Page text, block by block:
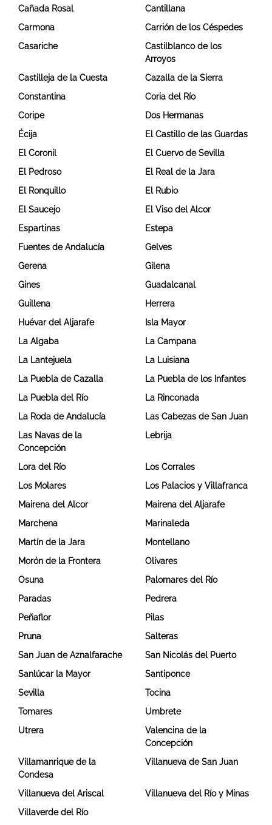
Cañada Rosal
Cantillana
Carmona
Carrión de los Céspedes
Casariche
Castilblanco de los
Arroyos
Castilleja de la Cuesta
Cazalla de la Sierra
Constantina
Coria del Río
Coripe
Dos Hermanas
Écija
El Castillo de las Guardas
El Coronil
El Cuervo de Sevilla
El Pedroso
El Real de la Jara
El Ronquillo
El Rubio
El Saucejo
El Viso del Alcor
Espartinas
Estepa
Fuentes de Andalucía
Gelves
Gerena
Gilena
Gines
Guadalcanal
Guillena
Herrera
Huévar del Aljarafe
Isla Mayor
La Algaba
La Campana
La Lantejuela
La Luisiana
La Puebla de Cazalla
La Puebla de los Infantes
La Puebla del Río
La Rinconada
La Roda de Andalucía
Las Cabezas de San Juan
Las Navas de la
Concepción
Lebrija
Lora del Río
Los Corrales
Los Molares
Los Palacios y Villafranca
Mairena del Alcor
Mairena del Aljarafe
Marchena
Marinaleda
Martín de la Jara
Montellano
Morón de la Frontera
Olivares
Osuna
Palomares del Río
Paradas
Pedrera
Peñaflor
Pilas
Pruna
Salteras
San Juan de Aznalfarache
San Nicolás del Puerto
Sanlúcar la Mayor
Santiponce
Sevilla
Tocina
Tomares
Umbrete
Utrera
Valencina de la
Concepción
Villamanrique de la
Condesa
Villanueva de San Juan
Villanueva del Ariscal
Villanueva del Río y Minas
Villaverde del Río